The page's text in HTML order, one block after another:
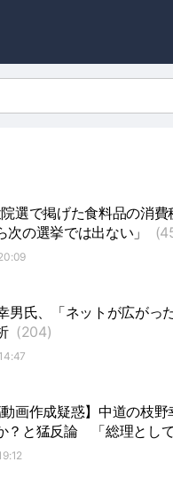
院選で掲げた食料品の消
次の選挙では出ない」
男氏、「ネットが広が
(204)
動画作成疑惑】中道の枝
？と猛反論
「総理と